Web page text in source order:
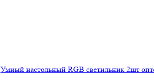
Умный настольный RGB светильник 2шт